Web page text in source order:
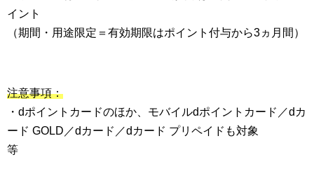
イント
（期間・用途限定＝有効期限はポイント付与から3ヵ月間）
注意事項：
・dポイントカードのほか、モバイルdポイントカード／dカ
ード GOLD／dカード／dカード プリペイドも対象
等